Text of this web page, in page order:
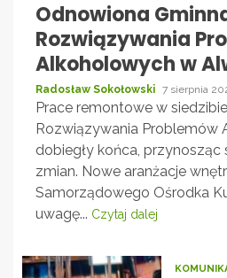
Odnowiona
Rozwiązywania
Alkoholowych w
Radosław Sokołowski 7 sierpnia
Prace remontowe w
Rozwiązywania Problemów
dobiegły końca,
zmian. Nowe aranżacje
Samorządowego Ośrodka
uwagę... Czytaj dalej